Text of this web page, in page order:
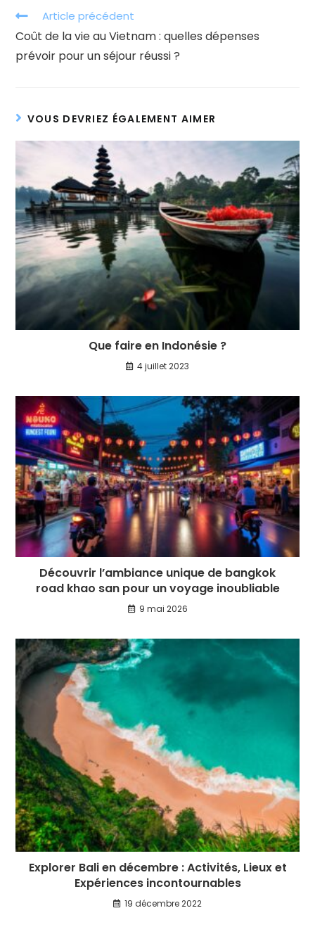
Read
articles
Article précédent
Coût de la vie au Vietnam : quelles dépenses
prévoir pour un séjour réussi ?
VOUS DEVRIEZ ÉGALEMENT AIMER
Que faire en Indonésie ?
4 juillet 2023
Découvrir l’ambiance unique de bangkok
road khao san pour un voyage inoubliable
9 mai 2026
Explorer Bali en décembre : Activités, Lieux et
Expériences incontournables
19 décembre 2022